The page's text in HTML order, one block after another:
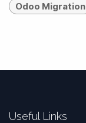
Odoo Migration
Useful Links